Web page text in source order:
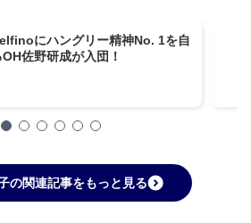
にハングリー精神No. 1を自
佐野研成が入団！
の関連記事をもっと見る